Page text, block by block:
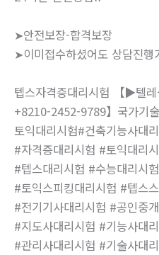
➤안전보장-합격보장
➤이미접수하셨어도 상담진행
텝스자격증대리시험 【▶텔
+8210-2452-9789】국가기
토익대리시험#건축기능사대
#자격증대리시험 #토익대리
#텝스대리시험 #수능대리시험
#토익스피킹대리시험 #텝스
#전기기사대리시험 #공인중
#지도사대리시험 #기능사대
#관리사대리시험 #기술사대